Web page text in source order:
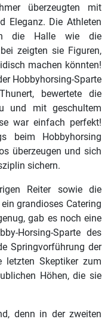
überzeugten mit
Eleganz. Die Athleten
die Halle wie die
zeigten sie Figuren,
machen könnten!
Hobbyhorsing-Sparte
bewertete die
und mit geschultem
war einfach perfekt!
beim Hobbyhorsing
überzeugen und sich
sichern.
Reiter sowie die
grandioses Catering
gab es noch eine
Horsing-Sparte des
Springvorführung der
letzten Skeptiker zum
Höhen, die sie
denn in der zweiten